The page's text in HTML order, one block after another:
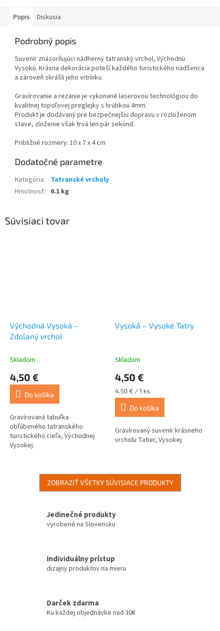
Popis Diskusia
Podrobný popis
Suvenír znázorňujúci nádherný tatranský vrchol, Východnú
Vysokú. Krásna dekorácia poteší každého turistického nadšenca
a zároveň skrášli jeho vitrínku.
Gravírovanie a rezanie je vykonané laserovou technológiou do
kvalitnej topoľovej preglejky s hrúbkou 4mm.
Produkt je dodávaný pre bezpečnejšiu dopravu v rozloženom
stave, zloženie však trvá len pár sekúnd.
Približné rozmery: 10 x 7 x 4 cm
Dodatočné parametre
Kategória:
Tatranské vrcholy
Hmotnosť: 0.1 kg
Súvisiaci tovar
Východná Vysoká –
Zdolaný vrchol
Skladom
4,50 €
Do košíka
Gravírovaná tabuľka
obľúbeného tatranského
turistického cieľa, Východnej
Vysokej.
Vysoká – Vysoké Tatry
Skladom
4,50 €
Jednotková
cena:
4,50 € / 1 ks
Do košíka
Gravírovaný suvenír krásneho
vrcholu Tatier, Vysokej.
ZOBRAZIŤ VŠETKY SÚVISIACE PRODUKTY
Jedinečné produkty
vyrobené na Slovensku
Individuálny prístup
dizajny produktov na mieru
Darček zdarma
Ku každej objednávke nad 30€